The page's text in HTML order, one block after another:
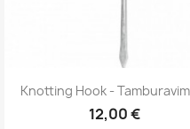
Greita peržiūra
Knotting Hook -
12,00 €